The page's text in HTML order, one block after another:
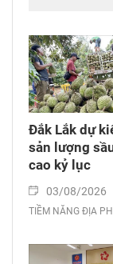
Đắk Lắk dự
sản lượng
cao kỷ lục
03/08/2026
TIỀM NĂNG ĐỊA